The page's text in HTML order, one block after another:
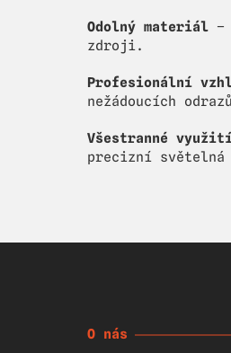
Odolný materiál –
zdroji.
Profesionální
nežádoucích
Všestranné
precizní světelná
O nás